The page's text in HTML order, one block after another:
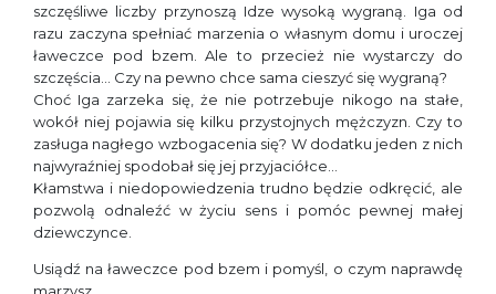
szczęśliwe liczby przynoszą Idze wysoką wygraną. Iga od
razu zaczyna spełniać marzenia o własnym domu i uroczej
ławeczce pod bzem. Ale to przecież nie wystarczy do
szczęścia… Czy na pewno chce sama cieszyć się wygraną?
Choć Iga zarzeka się, że nie potrzebuje nikogo na stałe,
wokół niej pojawia się kilku przystojnych mężczyzn. Czy to
zasługa nagłego wzbogacenia się? W dodatku jeden z nich
najwyraźniej spodobał się jej przyjaciółce…
Kłamstwa i niedopowiedzenia trudno będzie odkręcić, ale
pozwolą odnaleźć w życiu sens i pomóc pewnej małej
dziewczynce.
Usiądź na ławeczce pod bzem i pomyśl, o czym naprawdę